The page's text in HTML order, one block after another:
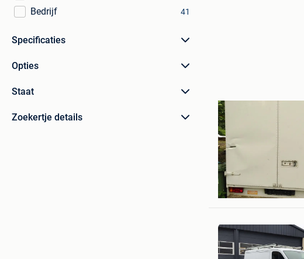
Bedrijf 41
Specificaties
Opties
Staat
Zoekertje details
Soizig Schaefer-
Hermalle-Sous-